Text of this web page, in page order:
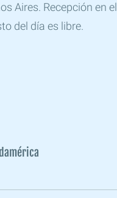
Aires. Recepción en el
del día es libre.